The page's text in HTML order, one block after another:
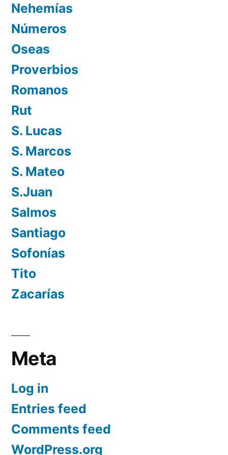
Nehemías
Números
Oseas
Proverbios
Romanos
Rut
S. Lucas
S. Marcos
S. Mateo
S.Juan
Salmos
Santiago
Sofonías
Tito
Zacarías
Meta
Log in
Entries feed
Comments feed
WordPress.org